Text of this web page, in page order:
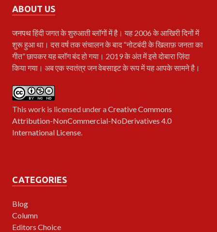
ABOUT US
जनपथहिंदी जगत के शुरुआती ब्लॉगों में है। यह 2006 के आखिरी दिनों में
शुरू हुआ था। दस वर्ष तक संचालन के बाद “नोटबंदी के खिलाफ़ जनता का
गीत” छापकर यह ब्लॉग बंद हो गया। 2019 के अंत में इसे दोबारा ज़िंदा
किया गया। अब एक स्वतंत्र जन वेबसाइट के रूप में यह आपके सामने है।
This work is licensed under aCreative Commons
Attribution-NonCommercial-NoDerivatives 4.0
International License.
CATEGORIES
Blog
Column
Editors Choice